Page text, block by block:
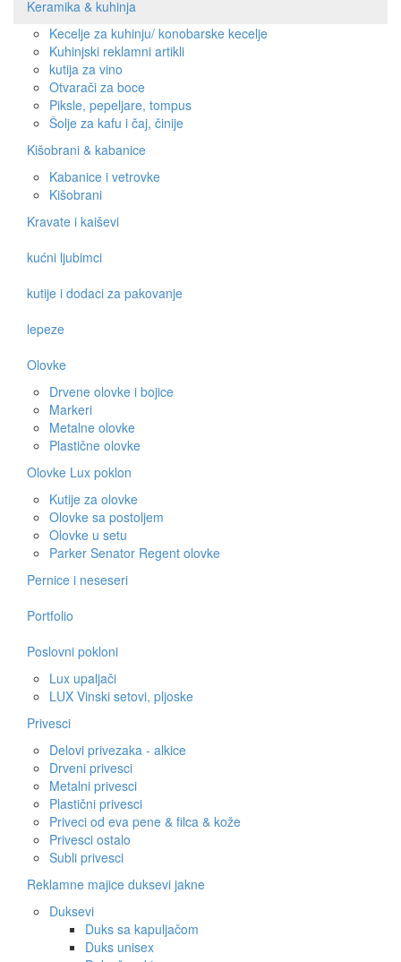
Keramika & kuhinja
Kecelje za kuhinju/ konobarske kecelje
Kuhinjski reklamni artikli
kutija za vino
Otvarači za boce
Piksle, pepeljare, tompus
Šolje za kafu i čaj, činije
Kišobrani & kabanice
Kabanice i vetrovke
Kišobrani
Kravate i kaiševi
kućni ljubimci
kutije i dodaci za pakovanje
lepeze
Olovke
Drvene olovke i bojice
Markeri
Metalne olovke
Plastične olovke
Olovke Lux poklon
Kutije za olovke
Olovke sa postoljem
Olovke u setu
Parker Senator Regent olovke
Pernice i neseseri
Portfolio
Poslovni pokloni
Lux upaljači
LUX Vinski setovi, pljoske
Privesci
Delovi privezaka - alkice
Drveni privesci
Metalni privesci
Plastični privesci
Priveci od eva pene & filca & kože
Privesci ostalo
Subli privesci
Reklamne majice duksevi jakne
Duksevi
Duks sa kapuljačom
Duks unisex